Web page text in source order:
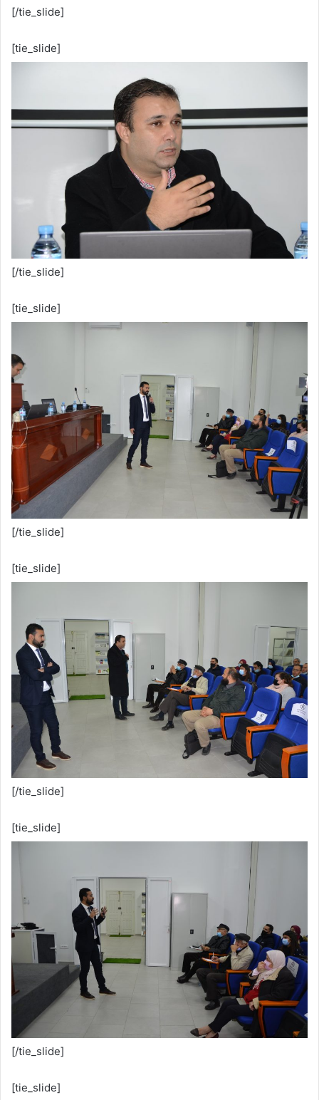
[/tie_slide]
[tie_slide]
[/tie_slide]
[tie_slide]
[/tie_slide]
[tie_slide]
[/tie_slide]
[tie_slide]
[/tie_slide]
[tie_slide]